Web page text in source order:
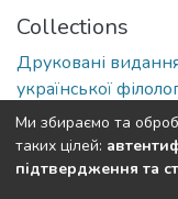
Collections
Друковані
української
Full item page
Ми збираємо та
таких цілей:
підтвердження та